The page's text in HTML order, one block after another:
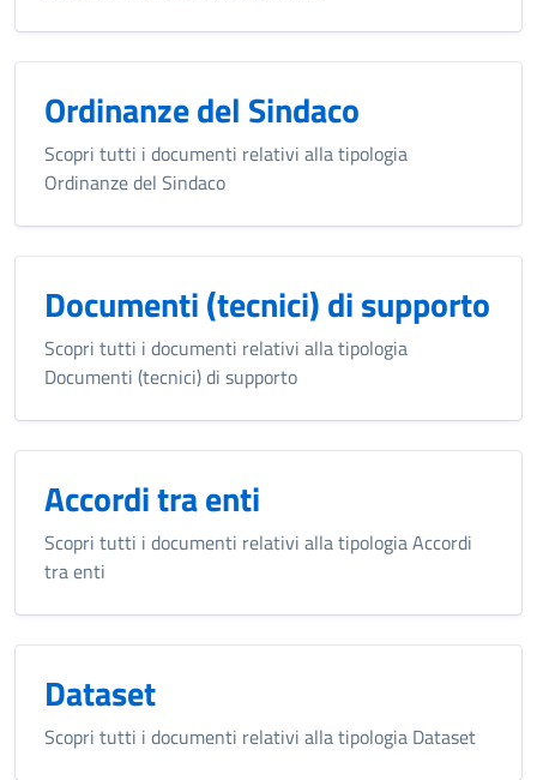
Ordinanze del Sindaco
Scopri tutti i documenti relativi alla tipologia
Ordinanze del Sindaco
Documenti (tecnici) di supporto
Scopri tutti i documenti relativi alla tipologia
Documenti (tecnici) di supporto
Accordi tra enti
Scopri tutti i documenti relativi alla tipologia Accordi
tra enti
Dataset
Scopri tutti i documenti relativi alla tipologia Dataset